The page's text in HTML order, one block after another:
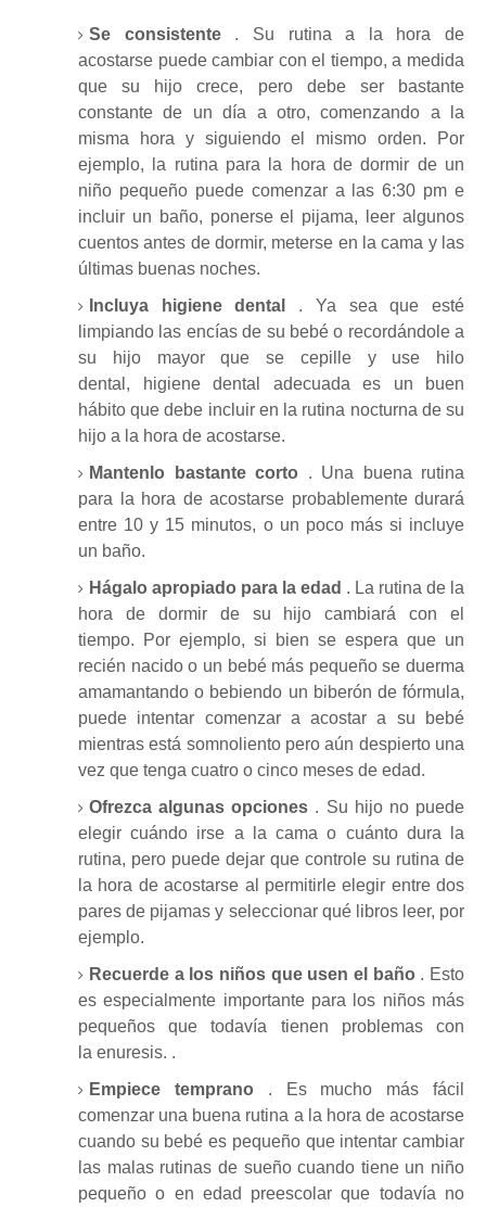
Se consistente. Su rutina a la hora de
acostarse puede cambiar con el tiempo, a medida
que su hijo crece, pero debe ser bastante
constante de un día a otro, comenzando a la
misma hora y siguiendo el mismo orden.
Por
ejemplo, la rutina para la hora de dormir de un
niño pequeño puede comenzar a las 6:30 pm e
incluir un baño, ponerse el pijama, leer algunos
cuentos antes de dormir, meterse en la cama y las
últimas buenas noches.
Incluya higiene dental
. Ya sea que esté
limpiando las encías de su bebé o recordándole a
su hijo mayor que se cepille y use hilo
dental,
higiene dental adecuada es un buen
hábito que debe incluir en la rutina nocturna de su
hijo a la hora de acostarse.
Mantenlo bastante corto . Una buena rutina
para la hora de acostarse probablemente durará
entre 10 y 15 minutos, o un poco más si incluye
un baño.
Hágalo apropiado para la edad . La rutina de la
hora de dormir de su hijo cambiará con el
tiempo.
Por ejemplo, si bien se espera que un
recién nacido o un bebé más pequeño se duerma
amamantando o bebiendo un biberón de fórmula,
puede intentar comenzar a acostar a su bebé
mientras está somnoliento pero aún despierto una
vez que tenga cuatro o cinco meses de edad.
Ofrezca algunas opciones . Su hijo no puede
elegir cuándo irse a la cama o cuánto dura la
rutina, pero puede dejar que controle su rutina de
la hora de acostarse al permitirle elegir entre dos
pares de pijamas y seleccionar qué libros leer, por
ejemplo.
Recuerde a los niños que usen el baño . Esto
es especialmente importante para los niños más
pequeños que todavía tienen problemas con
la enuresis. .
Empiece temprano .
Es mucho más fácil
comenzar una buena rutina a la hora de acostarse
cuando su bebé es pequeño que intentar cambiar
las malas rutinas de sueño cuando tiene un niño
pequeño o en edad preescolar que todavía no